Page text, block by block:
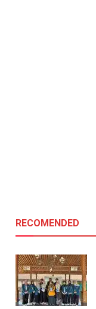
RECOMENDED